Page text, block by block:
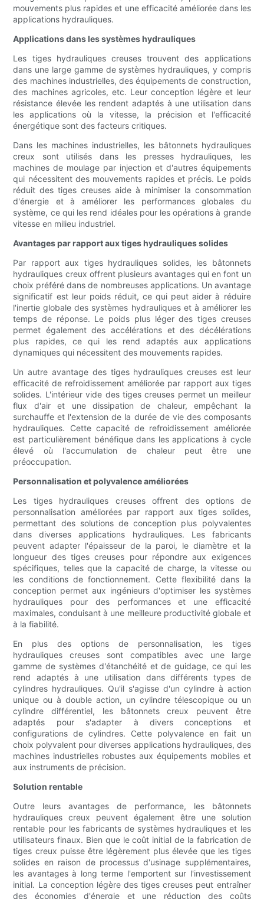
mouvements plus rapides et une efficacité améliorée dans les
applications hydrauliques.
Applications dans les systèmes hydrauliques
Les tiges hydrauliques creuses trouvent des applications
dans une large gamme de systèmes hydrauliques, y compris
des machines industrielles, des équipements de construction,
des machines agricoles, etc. Leur conception légère et leur
résistance élevée les rendent adaptés à une utilisation dans
les applications où la vitesse, la précision et l'efficacité
énergétique sont des facteurs critiques.
Dans les machines industrielles, les bâtonnets hydrauliques
creux sont utilisés dans les presses hydrauliques, les
machines de moulage par injection et d'autres équipements
qui nécessitent des mouvements rapides et précis. Le poids
réduit des tiges creuses aide à minimiser la consommation
d'énergie et à améliorer les performances globales du
système, ce qui les rend idéales pour les opérations à grande
vitesse en milieu industriel.
Avantages par rapport aux tiges hydrauliques solides
Par rapport aux tiges hydrauliques solides, les bâtonnets
hydrauliques creux offrent plusieurs avantages qui en font un
choix préféré dans de nombreuses applications. Un avantage
significatif est leur poids réduit, ce qui peut aider à réduire
l'inertie globale des systèmes hydrauliques et à améliorer les
temps de réponse. Le poids plus léger des tiges creuses
permet également des accélérations et des décélérations
plus rapides, ce qui les rend adaptés aux applications
dynamiques qui nécessitent des mouvements rapides.
Un autre avantage des tiges hydrauliques creuses est leur
efficacité de refroidissement améliorée par rapport aux tiges
solides. L'intérieur vide des tiges creuses permet un meilleur
flux d'air et une dissipation de chaleur, empêchant la
surchauffe et l'extension de la durée de vie des composants
hydrauliques. Cette capacité de refroidissement améliorée
est particulièrement bénéfique dans les applications à cycle
élevé où l'accumulation de chaleur peut être une
préoccupation.
Personnalisation et polyvalence améliorées
Les tiges hydrauliques creuses offrent des options de
personnalisation améliorées par rapport aux tiges solides,
permettant des solutions de conception plus polyvalentes
dans diverses applications hydrauliques. Les fabricants
peuvent adapter l'épaisseur de la paroi, le diamètre et la
longueur des tiges creuses pour répondre aux exigences
spécifiques, telles que la capacité de charge, la vitesse ou
les conditions de fonctionnement. Cette flexibilité dans la
conception permet aux ingénieurs d'optimiser les systèmes
hydrauliques pour des performances et une efficacité
maximales, conduisant à une meilleure productivité globale et
à la fiabilité.
En plus des options de personnalisation, les tiges
hydrauliques creuses sont compatibles avec une large
gamme de systèmes d'étanchéité et de guidage, ce qui les
rend adaptés à une utilisation dans différents types de
cylindres hydrauliques. Qu'il s'agisse d'un cylindre à action
unique ou à double action, un cylindre télescopique ou un
cylindre différentiel, les bâtonnets creux peuvent être
adaptés pour s'adapter à divers conceptions et
configurations de cylindres. Cette polyvalence en fait un
choix polyvalent pour diverses applications hydrauliques, des
machines industrielles robustes aux équipements mobiles et
aux instruments de précision.
Solution rentable
Outre leurs avantages de performance, les bâtonnets
hydrauliques creux peuvent également être une solution
rentable pour les fabricants de systèmes hydrauliques et les
utilisateurs finaux. Bien que le coût initial de la fabrication de
tiges creux puisse être légèrement plus élevée que les tiges
solides en raison de processus d'usinage supplémentaires,
les avantages à long terme l'emportent sur l'investissement
initial. La conception légère des tiges creuses peut entraîner
des économies d'énergie et une réduction des coûts